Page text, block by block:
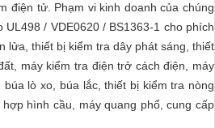
điện tử. Phạm vi kinh doanh của chúng
/ VDE0620 / BS1363-1 cho phích
lửa, thiết bị kiểm tra dây phát sáng, thiết
máy kiểm tra điện trở cách điện, máy
lò xo, búa lắc, thiết bị kiểm tra nòng
hình cầu, máy quang phổ, cung cấp